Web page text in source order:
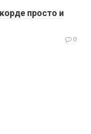
просто и
0